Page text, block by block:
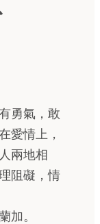
勇氣，敢
愛情上，
兩地相
阻礙，情
加。